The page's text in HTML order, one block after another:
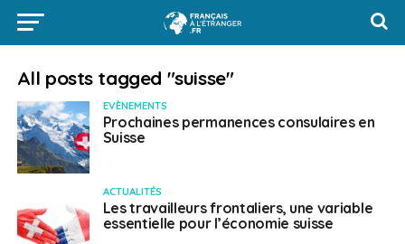
All posts tagged "suisse"
EVÈNEMENTS
Prochaines permanences consulaires en
Suisse
ACTUALITÉS
Les travailleurs frontaliers, une variable
essentielle pour l’économie suisse